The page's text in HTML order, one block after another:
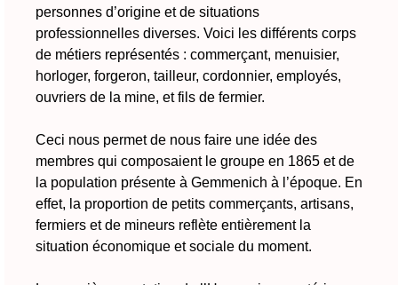
personnes d’origine et de situations
professionnelles diverses. Voici les différents corps
de métiers représentés : commerçant, menuisier,
horloger, forgeron, tailleur, cordonnier, employés,
ouvriers de la mine, et fils de fermier.
Ceci nous permet de nous faire une idée des
membres qui composaient le groupe en 1865 et de
la population présente à Gemmenich à l’époque. En
effet, la proportion de petits commerçants, artisans,
fermiers et de mineurs reflète entièrement la
situation économique et sociale du moment.